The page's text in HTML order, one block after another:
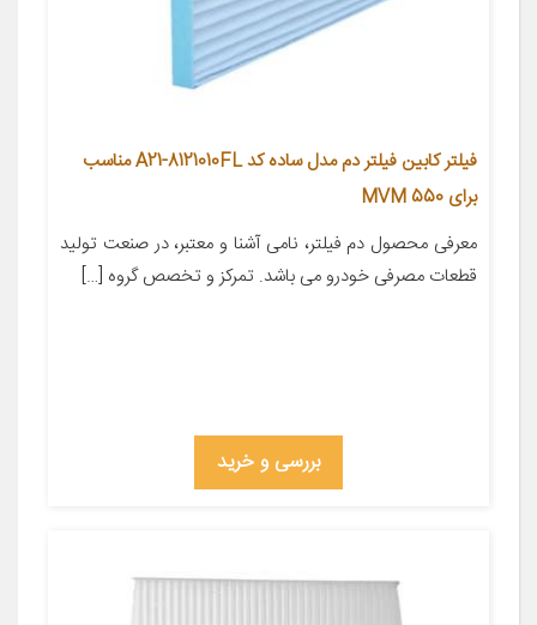
فیلتر کابین فیلتر دم مدل ساده کد A21-8121010FL مناسب
برای MVM 550
معرفی محصول دم فیلتر، نامی آشنا و معتبر، در صنعت تولید
قطعات مصرفی خودرو می باشد. تمرکز و تخصص گروه […]
بررسی و خرید